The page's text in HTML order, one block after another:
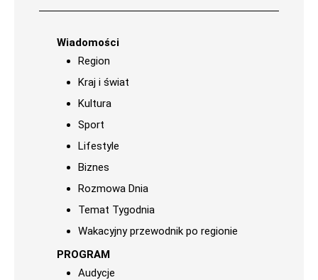
Wiadomości
Region
Kraj i świat
Kultura
Sport
Lifestyle
Biznes
Rozmowa Dnia
Temat Tygodnia
Wakacyjny przewodnik po regionie
PROGRAM
Audycje